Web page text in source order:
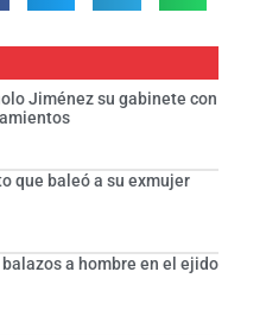
Jiménez su gabinete con
que baleó a su exmujer
a hombre en el ejido